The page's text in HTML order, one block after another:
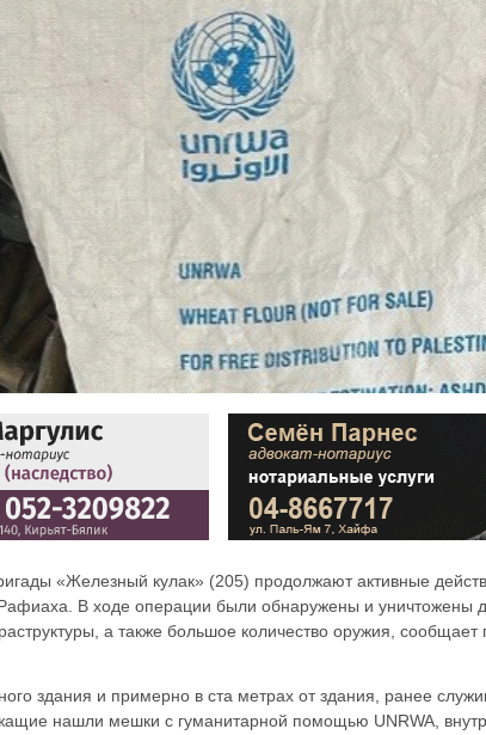
«Железный кулак» (205) продолжают активные
В ходе операции были обнаружены и уничтожены
а также большое количество оружия, сообщает
здания и примерно в ста метрах от здания, ранее
нашли мешки с гуманитарной помощью UNRWA,